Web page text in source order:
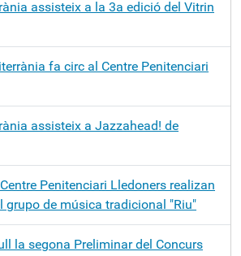
assisteix a la 3a edició del Vitrin
fa circ al Centre Penitenciari
assisteix a Jazzahead! de
Penitenciari Lledoners realizan
grupo de música tradicional "Riu"
la segona Preliminar del Concurs